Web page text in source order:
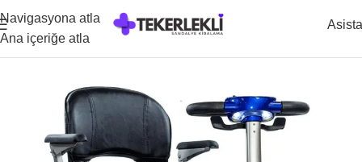
Navigasyona atla
Ana içeriğe atla
Ana Sayfa/Kiralık Yaşlı ve Engelli Scooter Modelleri